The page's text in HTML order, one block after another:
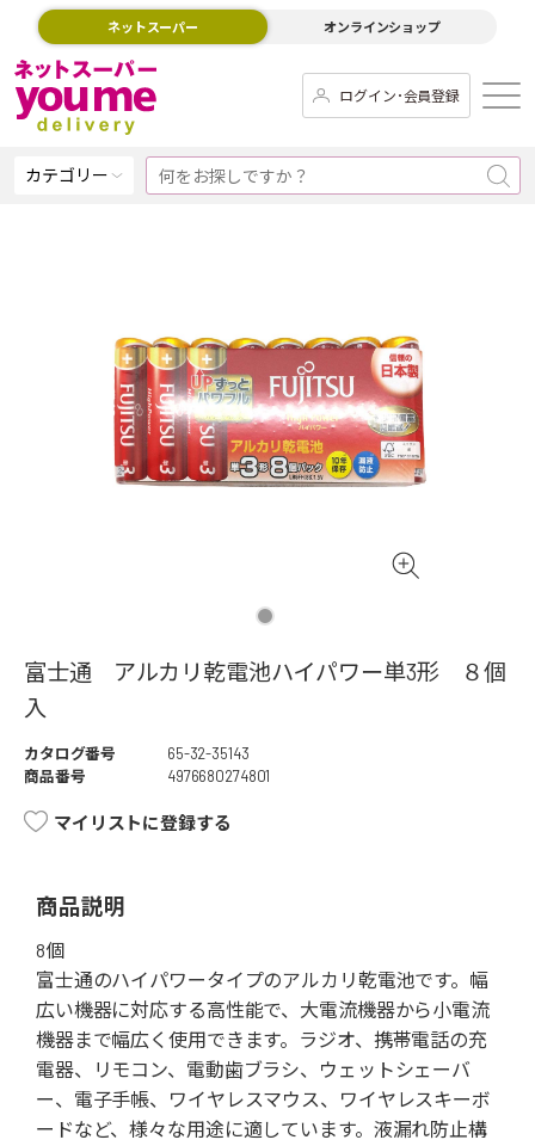
ネットスーパー オンラインショップ
ログイン･会員登録
カテゴリー
富士通 アルカリ乾電池ハイパワー単3形 ８個
入
カタログ番号
65-32-35143
商品番号
4976680274801
マイリストに登録する
商品説明
8個
富士通のハイパワータイプのアルカリ乾電池です。幅
広い機器に対応する高性能で、大電流機器から小電流
機器まで幅広く使用できます。ラジオ、携帯電話の充
電器、リモコン、電動歯ブラシ、ウェットシェーバ
ー、電子手帳、ワイヤレスマウス、ワイヤレスキーボ
ードなど、様々な用途に適しています。液漏れ防止構